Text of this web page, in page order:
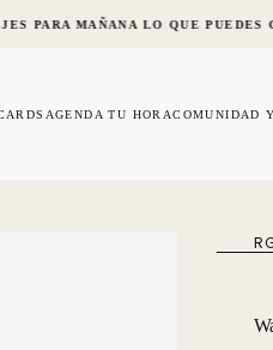
PARA MAÑANA LO QUE PUEDES
AGENDA TU HORACOMUNIDAD